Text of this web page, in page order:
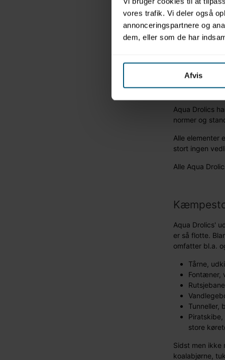
vores trafik. Vi deler også
annonceringspartnere og
dem, eller som de har
Afvis
Aqua
Vores
I mere end
deres enorme
Aqua Drolics
normer og
Alle elementer
stort ingen
Alle Aqua
Aqua Drolics'
er så flotte.
omfatter bl.a.
Tårne,
Fontæner,
Tunneller,
store
Sidst men ikke
koalabjørne,